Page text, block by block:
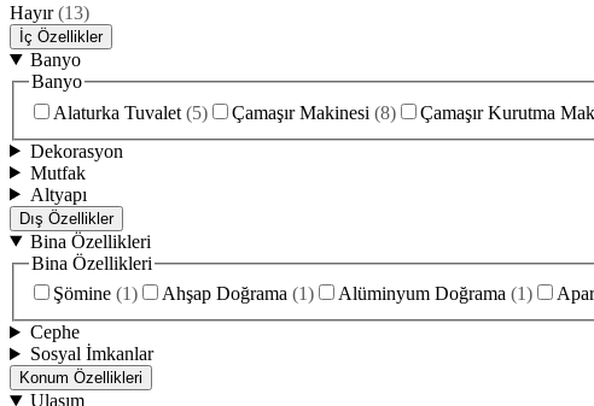
Hayır (13)
İç Özellikler
Banyo
Banyo
Alaturka Tuvalet (5) Çamaşır Makinesi (8) Çamaşır Kurutma
Dekorasyon
Mutfak
Altyapı
Dış Özellikler
Bina Özellikleri
Bina Özellikleri
Şömine (1) Ahşap Doğrama (1) Alüminyum Doğrama (1)
Cephe
Sosyal İmkanlar
Konum Özellikleri
Ulaşım